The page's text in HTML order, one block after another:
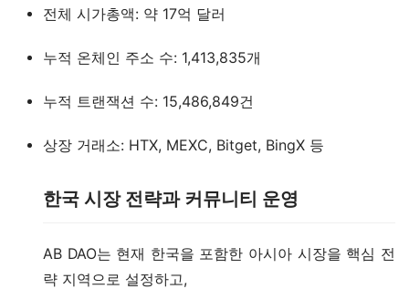
전체 시가총액: 약 17억 달러
누적 온체인 주소 수: 1,413,835개
누적 트랜잭션 수: 15,486,849건
상장 거래소: HTX, MEXC, Bitget, BingX 등
한국 시장 전략과 커뮤니티 운영
AB DAO는 현재 한국을 포함한 아시아 시장을 핵심 전
략 지역으로 설정하고,